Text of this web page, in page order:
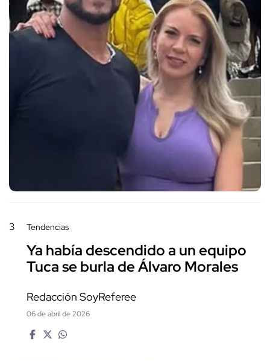
3 Tendencias
Ya había descendido a un equipo
Tuca se burla de Álvaro Morales
Redacción SoyReferee
06 de abril de 2026